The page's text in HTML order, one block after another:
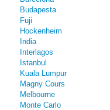
Budapesta
Fuji
Hockenheim
India
Interlagos
Istanbul
Kuala Lumpur
Magny Cours
Melbourne
Monte Carlo